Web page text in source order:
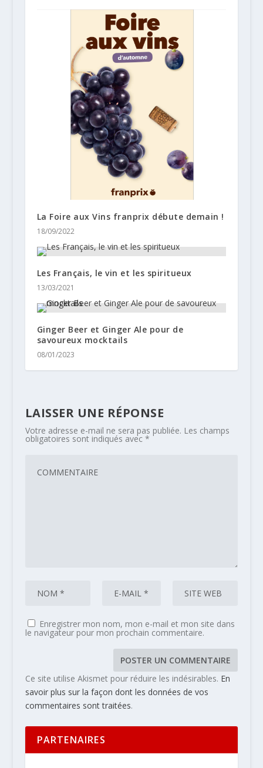
La Foire aux Vins franprix débute demain !
18/09/2022
Les Français, le vin et les spiritueux
13/03/2021
Ginger Beer et Ginger Ale pour de
savoureux mocktails
08/01/2023
LAISSER UNE RÉPONSE
Votre adresse e-mail ne sera pas publiée. Les champs
obligatoires sont indiqués avec *
Enregistrer mon nom, mon e-mail et mon site dans
le navigateur pour mon prochain commentaire.
Ce site utilise Akismet pour réduire les indésirables. En
savoir plus sur la façon dont les données de vos
commentaires sont traitées.
PARTENAIRES